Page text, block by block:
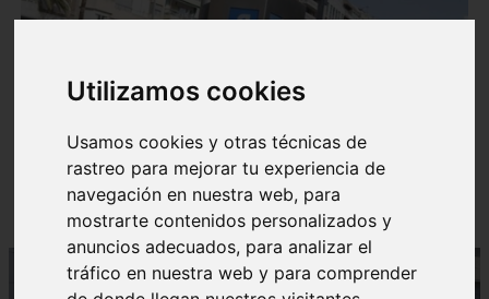
Utilizamos cookies
Usamos cookies y otras técnicas de
rastreo para mejorar tu experiencia de
navegación en nuestra web, para
mostrarte contenidos personalizados y
anuncios adecuados, para analizar el
tráfico en nuestra web y para comprender
▷ Zona Azul Córdoba 《 Horarios y Tarifas 2024 》